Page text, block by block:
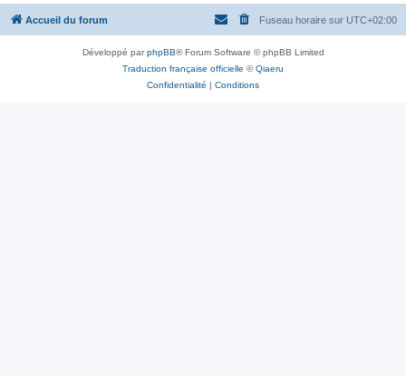
Accueil du forum Fuseau horaire sur UTC+02:00
Développé parphpBB® Forum Software © phpBB Limited
Traduction française officielle ©Qiaeru
Confidentialité | Conditions